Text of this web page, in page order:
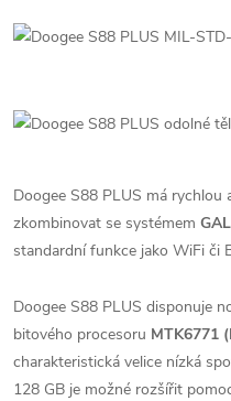
Doogee S88 PLUS má rychlou
zkombinovat se systémem
standardní funkce jako WiFi či
Doogee S88 PLUS disponuje
bitového procesoru MTK6771
charakteristická velice nízká
128 GB je možné rozšířit